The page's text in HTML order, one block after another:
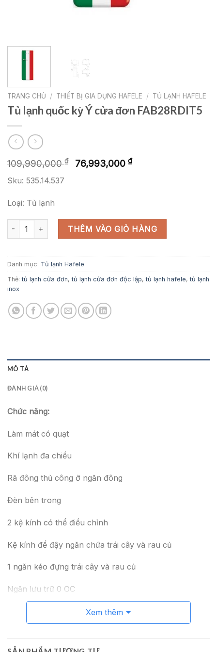
TRANG CHỦ / THIẾT BỊ GIA DỤNG HAFELE / TỦ LẠNH HAFELE
Tủ lạnh quốc kỳ Ý cửa đơn FAB28RDIT5
109,990,000₫
Giá
76,993,000 ₫Giá
Sku: 535.14.537
Loại: Tủ lạnh
Tủ lạnh quốc kỳ Ý cửa đơn FAB28RDIT5 số lượng
THÊM VÀO GIỎ HÀNG
Danh mục: Tủ lạnh Hafele
Thẻ:tủ lạnh cửa đơn,tủ lạnh cửa đơn độc lập,tủ lạnh hafele,tủ lạnh
inox
MÔ TẢ
ĐÁNH GIÁ (0)
Chức năng:
Làm mát có quạt
Khí lạnh đa chiều
Rã đông thủ công ở ngăn đông
Đèn bên trong
2 kệ kính có thể điều chỉnh
Kệ kính để đậy ngăn chứa trái cây và rau củ
1 ngăn kéo đựng trái cây và rau củ
Ngăn lưu trữ 0 OC
Ngăn đựng có giá đỡ bằng kim loại điều chỉnh được
Xem thêm